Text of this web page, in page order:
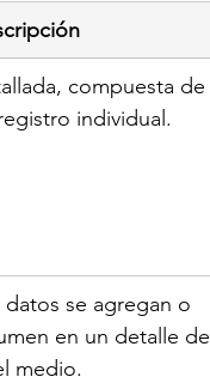
compuesta de
individual.
datos se agregan o
en un detalle de
medio.